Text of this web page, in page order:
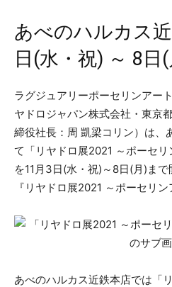
あべのハルカス
日(水・祝) ～ 8日
ラグジュアリーポーセリンアー
ヤドロジャパン株式会社・東京
締役社⻑：周 凱梁コリン）は、
て「リヤドロ展2021 ～ポーセリ
を11月3日(水・祝)～8日(月)まで
『リヤドロ展2021 ～ポーセリ
あべのハルカス近鉄本店では「